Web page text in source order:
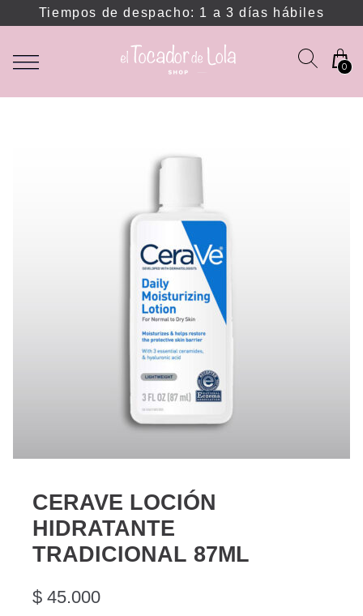
Tiempos de despacho: 1 a 3 días hábiles
0
CERAVE LOCIÓN
HIDRATANTE
TRADICIONAL 87ML
$ 45.000